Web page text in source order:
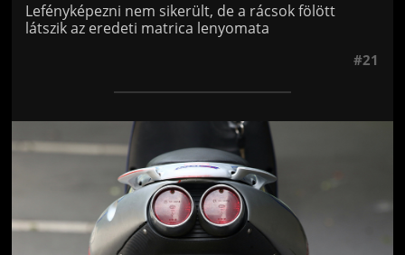
Lefényképezni nem sikerült, de a rácsok fölött
látszik az eredeti matrica lenyomata
#21
Jön még kép!